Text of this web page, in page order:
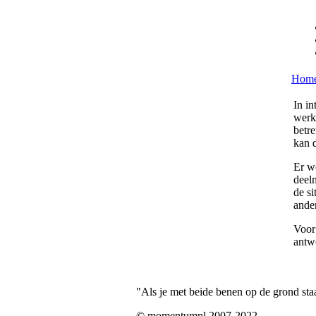
In
kan
Er
de
"Als je met beide benen op de grond